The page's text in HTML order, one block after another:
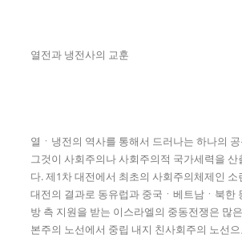
열전과 냉전사의 교훈
열ㆍ냉전의 역사를 통해서 드러나는 하나의
그것이 사회주의나 사회주의적 국가세력을 산
다. 제1차 대전에서 최초의 사회주의체제인
대전의 결과로 동유럽과 중국ㆍ베트남ㆍ북한
방 측 지원을 받는 이스라엘의 중동전쟁은 많
본주의 노선에서 중립 내지 친사회주의 노선